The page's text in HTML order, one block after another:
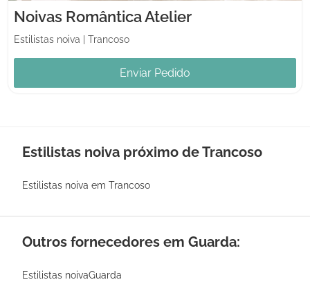
Noivas Romântica Atelier
Estilistas noiva Trancoso
Enviar Pedido
Estilistas noiva próximo de Trancoso
Estilistas noiva em Trancoso
Outros fornecedores em Guarda:
Estilistas noivaGuarda